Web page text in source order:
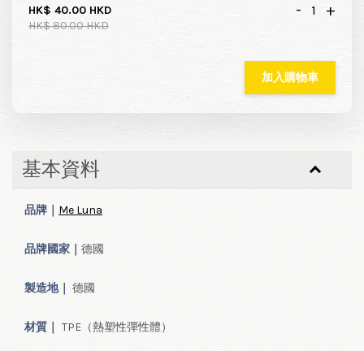
HK$ 40.00 HKD
HK$ 80.00 HKD
- +
加入購物車
基本資料
品牌｜ Me Luna
品牌國家｜ 德國
製造地｜ 德國
材質｜ TPE（熱塑性彈性體）